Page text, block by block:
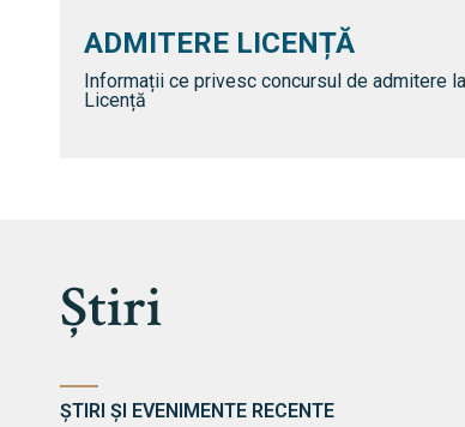
ADMITERE LICENȚĂ
Informații ce privesc concursul de admitere la
Licență
Știri
ȘTIRI ȘI EVENIMENTE RECENTE